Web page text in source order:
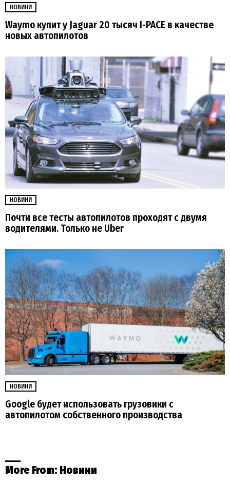
НОВИНИ
Waymo купит у Jaguar 20 тысяч I-PACE в качестве
новых автопилотов
НОВИНИ
Почти все тесты автопилотов проходят с двумя
водителями. Только не Uber
НОВИНИ
Google будет использовать грузовики с
автопилотом собственного производства
More From: Новини